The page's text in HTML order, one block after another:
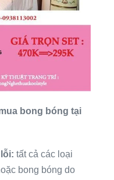
bong bóng tại
tất cả các loại
bong bóng do